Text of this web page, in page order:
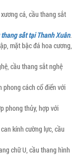
cá, cầu thang sắt
sắt tại Thanh Xuân.
mặt bậc đá hoa cương,
cầu thang sắt nghệ
cách cổ điển với
phong thủy, hợp với
kính cường lực, cầu
chữ U, cầu thang hình